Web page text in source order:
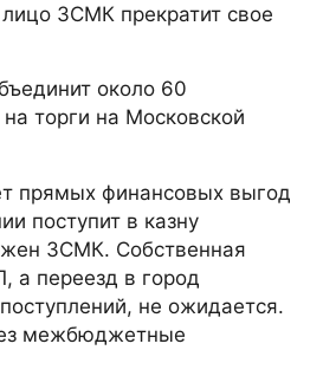
ЗСМК прекратит свое
около 60
торги на Московской
прямых финансовых выгод
поступит в казну
ЗСМК. Собственная
а переезд в город
не ожидается.
межбюджетные